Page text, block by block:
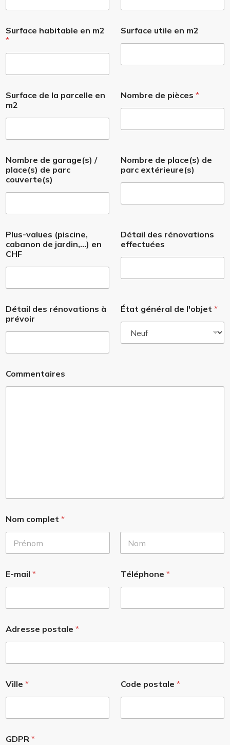
Surface habitable en m2
*
Surface utile en m2
Surface de la parcelle en
m2
Nombre de pièces *
Nombre de garage(s) /
place(s) de parc
couverte(s)
Nombre de place(s) de
parc extérieure(s)
Plus-values (piscine,
cabanon de jardin,...) en
CHF
Détail des rénovations
effectuées
Détail des rénovations à
prévoir
État général de l'objet *
Commentaires
Nom complet *
E-mail * Téléphone *
Adresse postale *
Ville * Code postale *
GDPR *